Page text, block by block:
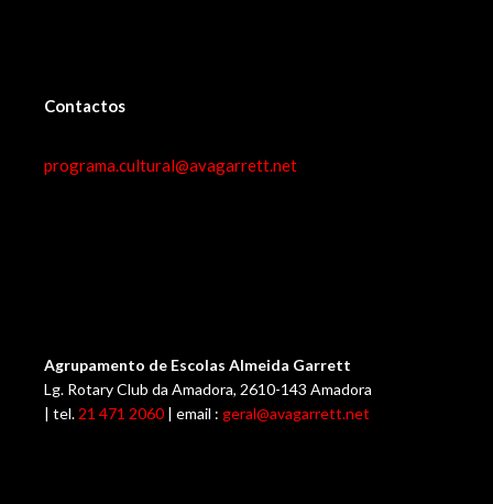
Contactos
programa.cultural@avagarrett.net
Agrupamento de Escolas Almeida Garrett
Lg. Rotary Club da Amadora, 2610-143 Amadora
| tel. 21 471 2060 | email : geral@avagarrett.net